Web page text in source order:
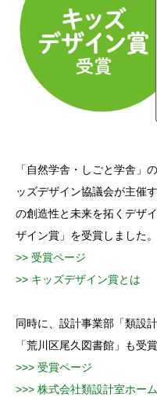
「自然学舎・しごと学舎」
ッズデザイン協議会が主催
の創造性と未来を拓くデザ
ザイン賞」を受賞しました。
>> 受賞ページ
>> キッズデザイン賞とは
同時に、設計事業部「類設
「荒川区尾久図書館」も受
>>> 受賞ページ
>>> 株式会社類設計室ホー